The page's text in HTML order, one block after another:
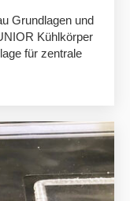
Grundlagen und
Kühlkörper
für zentrale